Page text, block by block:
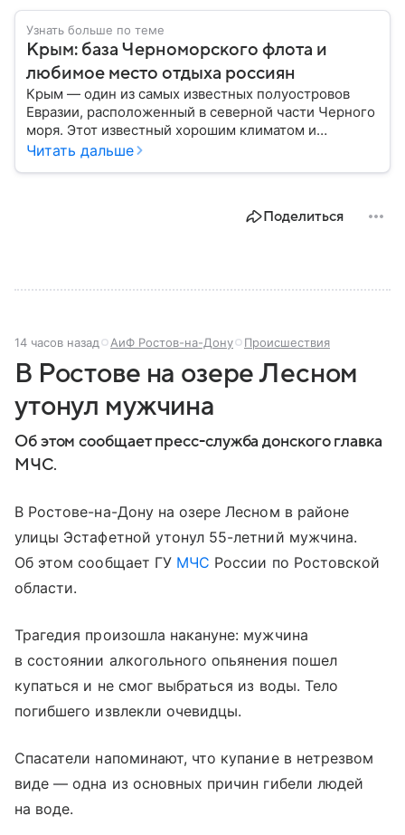
Узнать больше по теме
Крым: база Черноморского флота и
любимое место отдыха россиян
Крым — один из самых известных полуостровов
Евразии, расположенный в северной части Черного
моря. Этот известный хорошим климатом и
красивой природой регион имеет также огромное
положение сделало полуостров ключевой точкой
Читать дальше
Поделиться
14 часов назад АиФ Ростов-на-Дону Происшествия
В Ростове на озере Лесном
утонул мужчина
Об этом сообщает пресс-служба донского главка
МЧС.
В Ростове-на-Дону на озере Лесном в районе
улицы Эстафетной утонул 55-летний мужчина.
Об этом сообщает ГУ МЧС России по Ростовской
области.
Трагедия произошла накануне: мужчина
в состоянии алкогольного опьянения пошел
купаться и не смог выбраться из воды. Тело
погибшего извлекли очевидцы.
Спасатели напоминают, что купание в нетрезвом
виде — одна из основных причин гибели людей
на воде.